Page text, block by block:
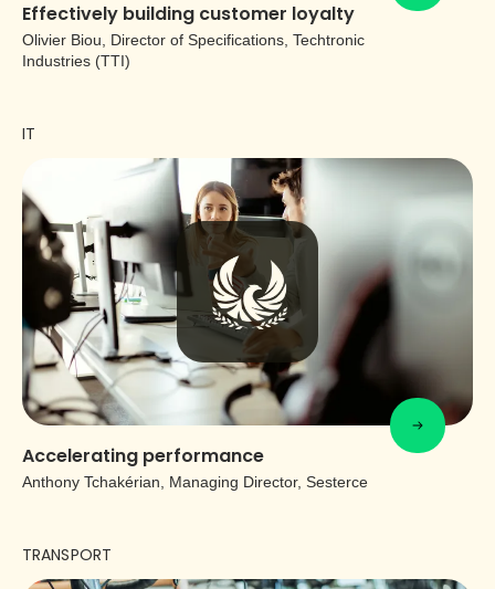
Effectively building customer loyalty
Olivier Biou, Director of Specifications, Techtronic
Industries (TTI)
IT
Accelerating performance
Anthony Tchakérian, Managing Director, Sesterce
TRANSPORT